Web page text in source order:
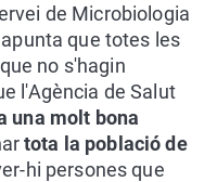
de Microbiologia
apunta que totes les
no s'hagin
l'Agència de Salut
una molt bona
tota la població de
hi persones que